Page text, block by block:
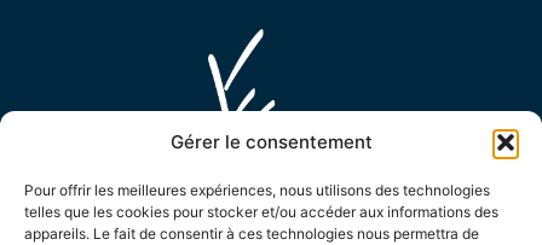
Gérer le consentement
Pour offrir les meilleures expériences, nous utilisons des technologies
telles que les cookies pour stocker et/ou accéder aux informations des
appareils. Le fait de consentir à ces technologies nous permettra de